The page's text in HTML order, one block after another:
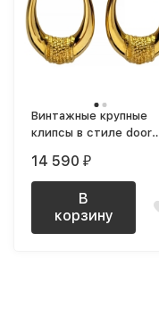
Винтажные крупные
клипсы в стиле door
14 590 ₽
В
корзину